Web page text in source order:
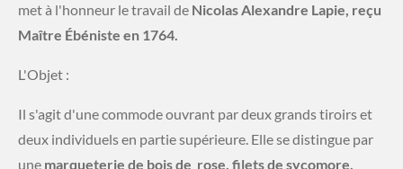
met à l'honneur le travail de Nicolas Alexandre Lapie, reçu
Maître Ébéniste en 1764.
​L'Objet :
Il s'agit d'une commode ouvrant par deux grands tiroirs et
deux individuels en partie supérieure. Elle se distingue par
une marqueterie de bois de rose, filets de sycomore,